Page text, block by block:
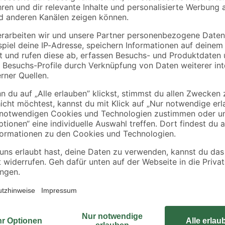
chromfarben 2-teilig
22,99
kg 2 Stück
Der Ottofond Wannenträger aus
Wannenmodell ausgelegt. Der
Montage der Wanne. Die
Baumaßnahme ist möglich. Der
und problemlosen Verfliesung.
Wannenträger sind unkompliziert
die Acrylwanne sichergestellt.
Handling und einfache